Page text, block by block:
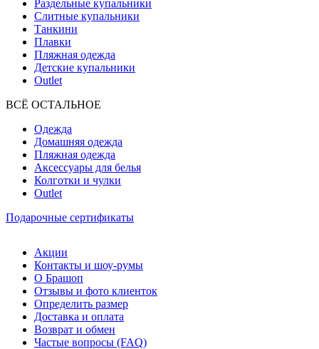
Раздельные купальники
Слитные купальники
Танкини
Плавки
Пляжная одежда
Детские купальники
Outlet
ВCЁ ОСТАЛЬНОЕ
Одежда
Домашняя одежда
Пляжная одежда
Аксессуары для белья
Колготки и чулки
Outlet
Подарочные сертификаты
Акции
Контакты и шоу-румы
О Брашоп
Отзывы и фото клиенток
Определить размер
Доставка и оплата
Возврат и обмен
Частые вопросы (FAQ)